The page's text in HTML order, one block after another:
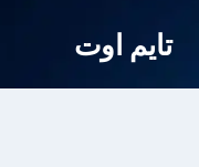
تايم اوت